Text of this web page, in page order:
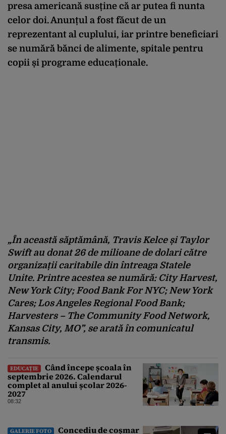
presa americană susține că ar putea fi nunta
celor doi. Anunțul a fost făcut de un
reprezentant al cuplului, iar printre beneficiari
se numără bănci de alimente, spitale pentru
copii și programe educaționale.
„În această săptămână, Travis Kelce și Taylor
Swift au donat 26 de milioane de dolari către
organizații caritabile din întreaga Statele
Unite. Printre acestea se numără: City Harvest,
New York City; Food Bank For NYC; New York
Cares; Los Angeles Regional Food Bank;
Harvesters – The Community Food Network,
Kansas City, MO”, se arată în comunicatul
transmis.
EDUCAȚIE
Când începe școala în
septembrie 2026. Calendarul
complet al anului școlar 2026-
2027
08:32
GALERIE FOTO
Concediu de coșmar